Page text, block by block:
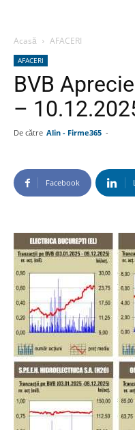
Acasă AFACERI
AFACERI
BVB
–
De către Alin - Firme365 -
Facebook